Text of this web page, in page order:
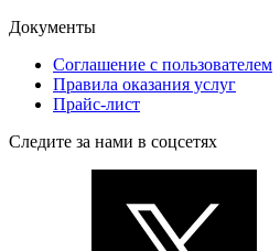
Документы
Соглашение с пользователем
Правила оказания услуг
Прайс-лист
Следите за нами в соцсетях